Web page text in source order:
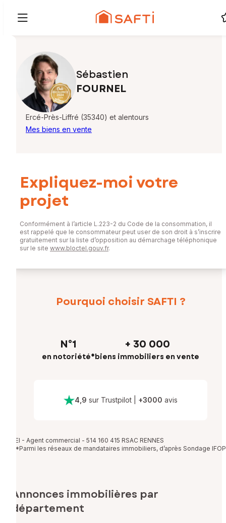
Sébastien
FOURNEL
Ercé-Près-Liffré (35340) et alentours
Mes biens en vente
Pourquoi choisir SAFTI ?
N°1
en notoriété*
+ 30 000
biens immobiliers en vente
4,9 sur Trustpilot| +3000 avis
EI - Agent commercial - 514 160 415 RSAC RENNES
*Parmi les réseaux de mandataires immobiliers, d’après Sondage IFOP
Expliquez-moi votre
projet
Conformément à l’article L.223-2 du Code de la consommation, il
est rappelé que le consommateur peut user de son droit à s’inscrire
gratuitement sur la liste d’opposition au démarchage téléphonique
sur le site www.bloctel.gouv.fr.
Annonces immobilières par
département